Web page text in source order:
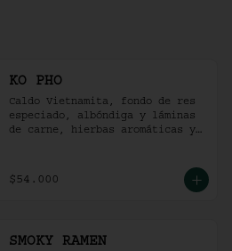
KO PHO
Caldo Vietnamita, fondo de res
especiado, albóndiga y láminas
de carne, hierbas aromáticas y
$54.000
SMOKY RAMEN